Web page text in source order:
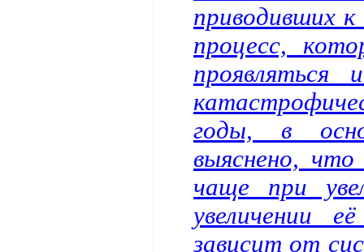
приводивших
процесс,
проявляться
годы, в
выяснено,
чаще при
увеличении
зависит от